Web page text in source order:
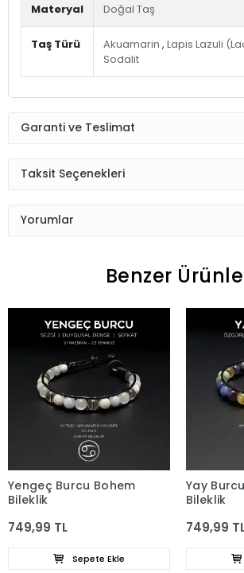
Materyal Doğal Taş
Taş Türü Akuamarin , Lapis Lazuli
Sodalit
Garanti ve Teslimat
Taksit Seçenekleri
Yorumlar
Benzer
Yengeç Burcu Bohem
Bileklik
749,99 TL
Sepete Ekle
Yay
Bileklik
749,99